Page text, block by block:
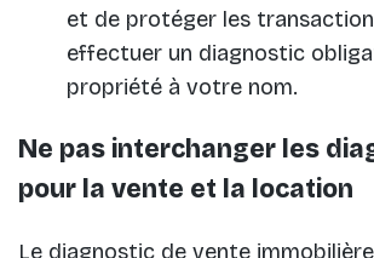
et de protéger les
effectuer un diagnostic
propriété à votre nom.
Ne pas interchanger les
pour la vente et la location
Le diagnostic de vente